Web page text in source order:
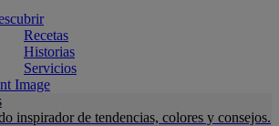
Recetas
Historias
Servicios
inspirador de tendencias, colores y consejos.